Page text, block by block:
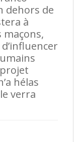
dehors de
à
maçons,
hélas
verra